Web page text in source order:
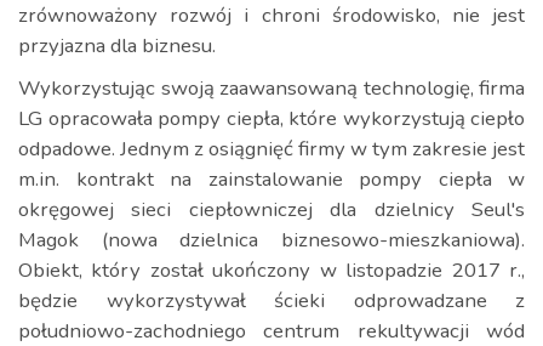
zrównoważony rozwój i chroni środowisko, nie jest
przyjazna dla biznesu.
Wykorzystując swoją zaawansowaną technologię, firma
LG opracowała pompy ciepła, które wykorzystują ciepło
odpadowe. Jednym z osiągnięć firmy w tym zakresie jest
m.in. kontrakt na zainstalowanie pompy ciepła w
okręgowej sieci ciepłowniczej dla dzielnicy Seul's
Magok (nowa dzielnica biznesowo-mieszkaniowa).
Obiekt, który został ukończony w listopadzie 2017 r.,
będzie wykorzystywał ścieki odprowadzane z
południowo-zachodniego centrum rekultywacji wód